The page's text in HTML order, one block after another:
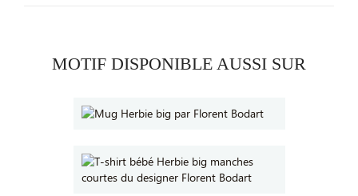
MOTIF DISPONIBLE AUSSI SUR